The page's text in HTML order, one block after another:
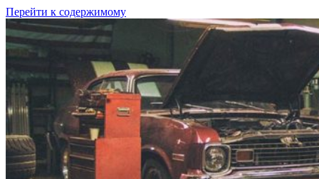
Перейти к содержимому